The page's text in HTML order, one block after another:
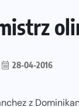
28-04-2016
z